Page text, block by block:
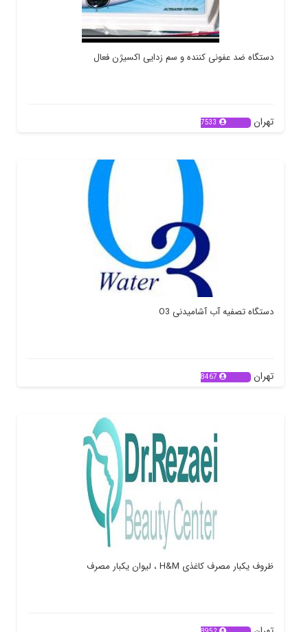
دستگاه ضد عفونی کننده و سم زدایی اکسیژن فعال
تهران 7533
دستگاه تصفیه آب آشامیدنی O3
تهران 8467
ظروف یکبار مصرف کاغذی H&M ، لیوان یکبار مصرف